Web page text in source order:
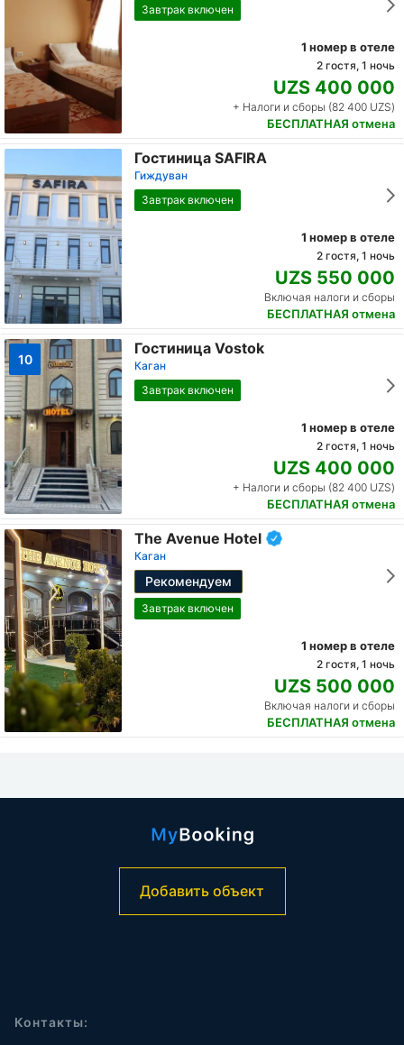
Завтрак включен
1 номер в отеле
2 гостя, 1 ночь
UZS 400 000
+ Налоги и сборы (82 400 UZS)
БЕСПЛАТНАЯ отмена
Гостиница SAFIRA
Гиждуван
Завтрак включен
1 номер в отеле
2 гостя, 1 ночь
UZS 550 000
Включая налоги и сборы
БЕСПЛАТНАЯ отмена
10
Гостиница Vostok
Каган
Завтрак включен
1 номер в отеле
2 гостя, 1 ночь
UZS 400 000
+ Налоги и сборы (82 400 UZS)
БЕСПЛАТНАЯ отмена
The Avenue Hotel
Каган
Рекомендуем
Завтрак включен
1 номер в отеле
2 гостя, 1 ночь
UZS 500 000
Включая налоги и сборы
БЕСПЛАТНАЯ отмена
Добавить объект
Контакты: